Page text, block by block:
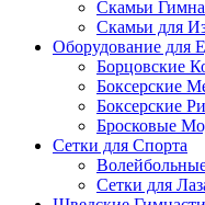
Скамьи
Скамьи для
Оборудование для
Борцовские
Боксерские
Боксерские
Бросковые
Сетки для Спорта
Сетки для